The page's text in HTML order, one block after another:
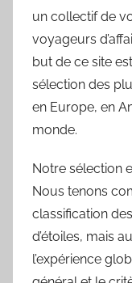
un collectif de
voyageurs
but de ce site
sélection des
en Europe, en
monde.
Notre sélection
Nous tenons
classification
d’étoiles, mais
l’expérience